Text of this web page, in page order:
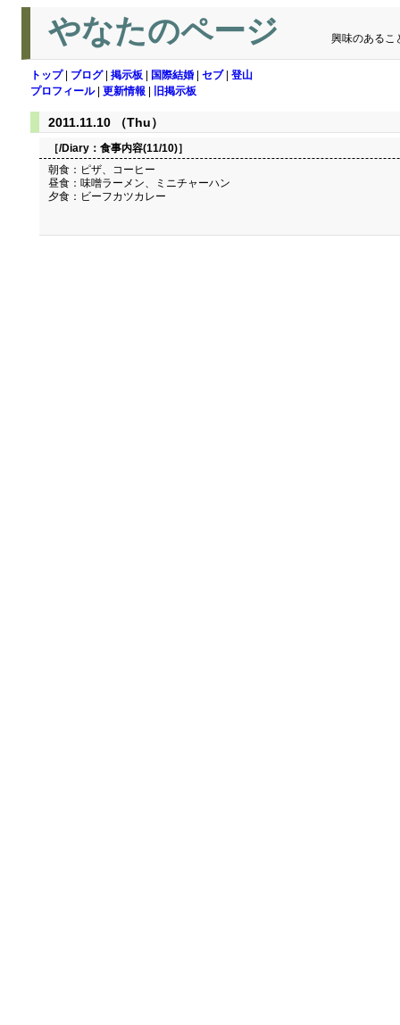
やなたのページ 興味のあるこ
トップ| ブログ| 掲示板 国際結婚 セブ| 登山
プロフィール| 更新情報 旧掲示板
2011.11.10 （Thu）
［/Diary： 食事内容(11/10)］
朝食：ピザ、コーヒー
昼食：味噌ラーメン、ミニチャーハン
夕食：ビーフカツカレー